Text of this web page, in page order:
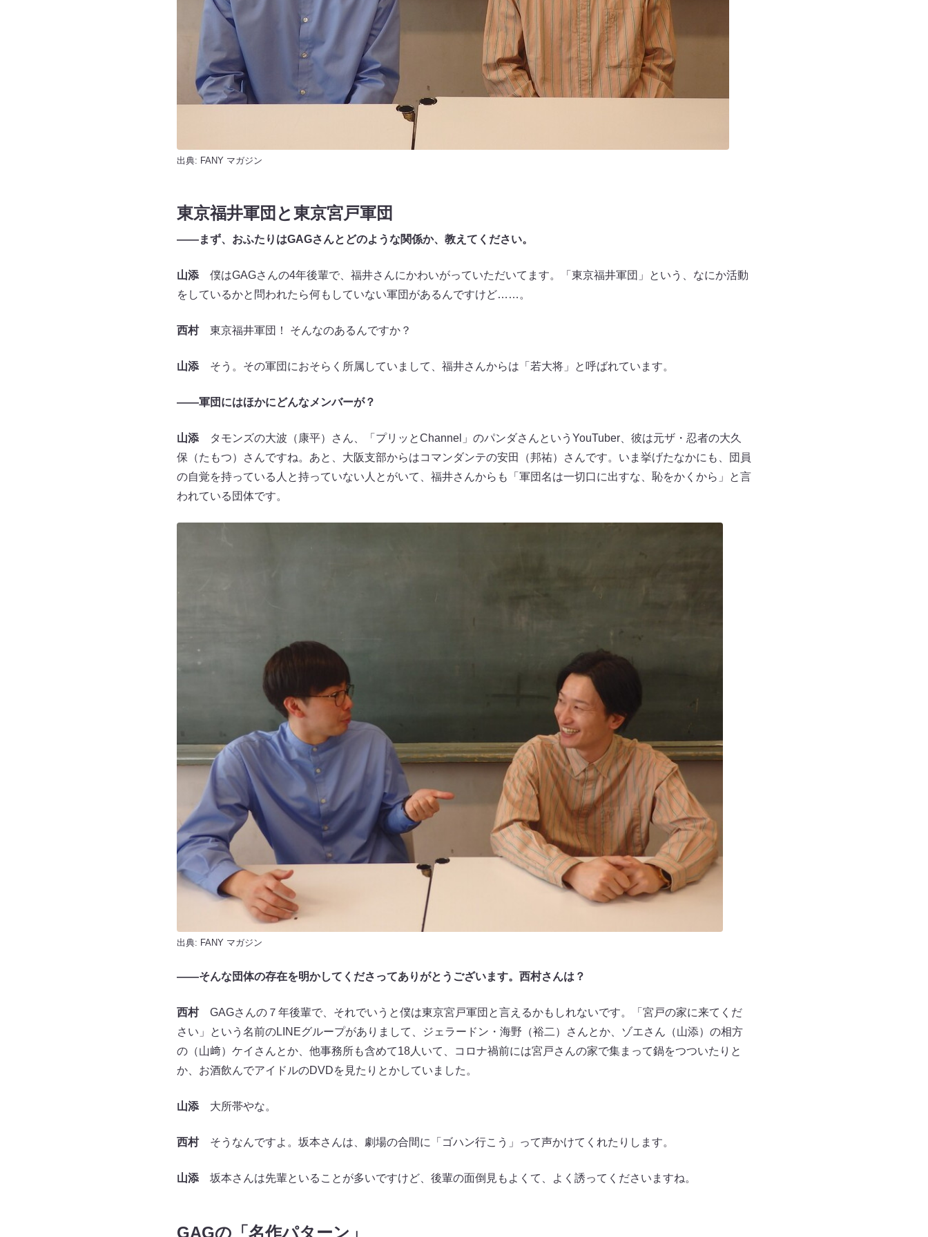
出典: FANY マガジン
東京福井軍団と東京宮戸軍団
――まず、おふたりはGAGさんとどのような関係か、教えてください。
山添僕はGAGさんの4年後輩で、福井さんにかわいがっていただいてます。「東京福井軍団」という、なにか活動
をしているかと問われたら何もしていない軍団があるんですけど……。
西村東京福井軍団！ そんなのあるんですか？
山添そう。その軍団におそらく所属していまして、福井さんからは「若大将」と呼ばれています。
――軍団にはほかにどんなメンバーが？
山添タモンズの大波（康平）さん、「プリッとChannel」のパンダさんというYouTuber、彼は元ザ・忍者の大久
保（たもつ）さんですね。あと、大阪支部からはコマンダンテの安田（邦祐）さんです。いま挙げたなかにも、団員
の自覚を持っている人と持っていない人とがいて、福井さんからも「軍団名は一切口に出すな、恥をかくから」と言
われている団体です。
出典: FANY マガジン
――そんな団体の存在を明かしてくださってありがとうございます。西村さんは？
西村GAGさんの７年後輩で、それでいうと僕は東京宮戸軍団と言えるかもしれないです。「宮戸の家に来てくだ
さい」という名前のLINEグループがありまして、ジェラードン・海野（裕二）さんとか、ゾエさん（山添）の相方
の（山﨑）ケイさんとか、他事務所も含めて18人いて、コロナ禍前には宮戸さんの家で集まって鍋をつついたりと
か、お酒飲んでアイドルのDVDを見たりとかしていました。
山添大所帯やな。
西村そうなんですよ。坂本さんは、劇場の合間に「ゴハン行こう」って声かけてくれたりします。
山添坂本さんは先輩といることが多いですけど、後輩の面倒見もよくて、よく誘ってくださいますね。
GAGの「名作パターン」